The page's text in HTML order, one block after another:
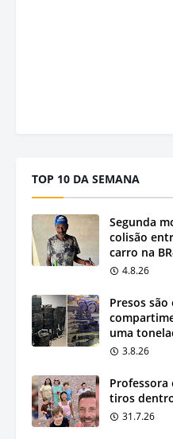
TOP 10 DA SEMANA
Segunda
colisão
carro na
4.8.26
Presos
uma
3.8.26
Professora
tiros
31.7.26